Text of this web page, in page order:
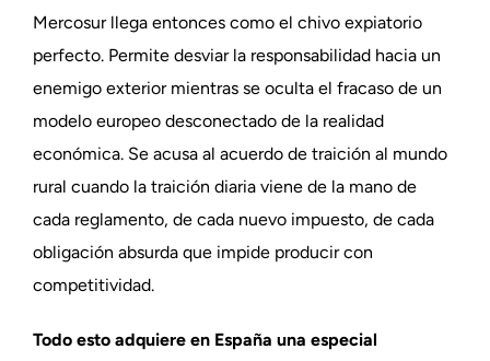
Mercosur llega entonces como el chivo expiatorio
perfecto. Permite desviar la responsabilidad hacia un
enemigo exterior mientras se oculta el fracaso de un
modelo europeo desconectado de la realidad
económica. Se acusa al acuerdo de traición al mundo
rural cuando la traición diaria viene de la mano de
cada reglamento, de cada nuevo impuesto, de cada
obligación absurda que impide producir con
competitividad.
Todo esto adquiere en España una especial